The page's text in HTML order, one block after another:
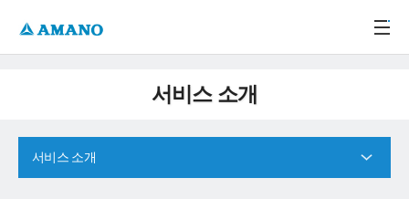
서비스 소개
서비스 소개